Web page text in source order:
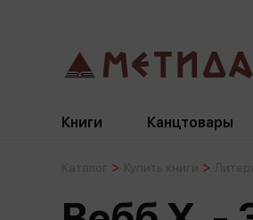
Книги Канцтовары